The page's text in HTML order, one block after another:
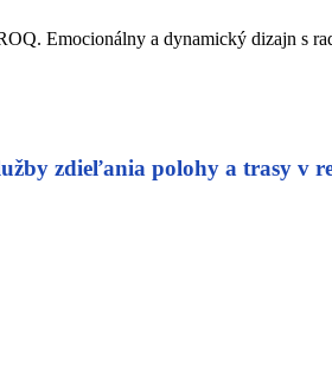
Emocionálny a dynamický dizajn s
zdieľania polohy a trasy v